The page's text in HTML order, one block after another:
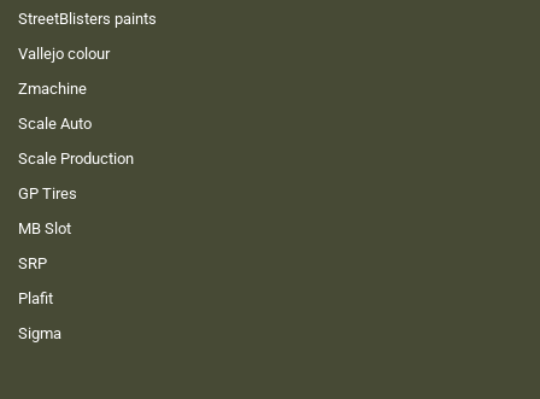
StreetBlisters paints
Vallejo colour
Zmachine
Scale Auto
Scale Production
GP Tires
MB Slot
SRP
Plafit
Sigma